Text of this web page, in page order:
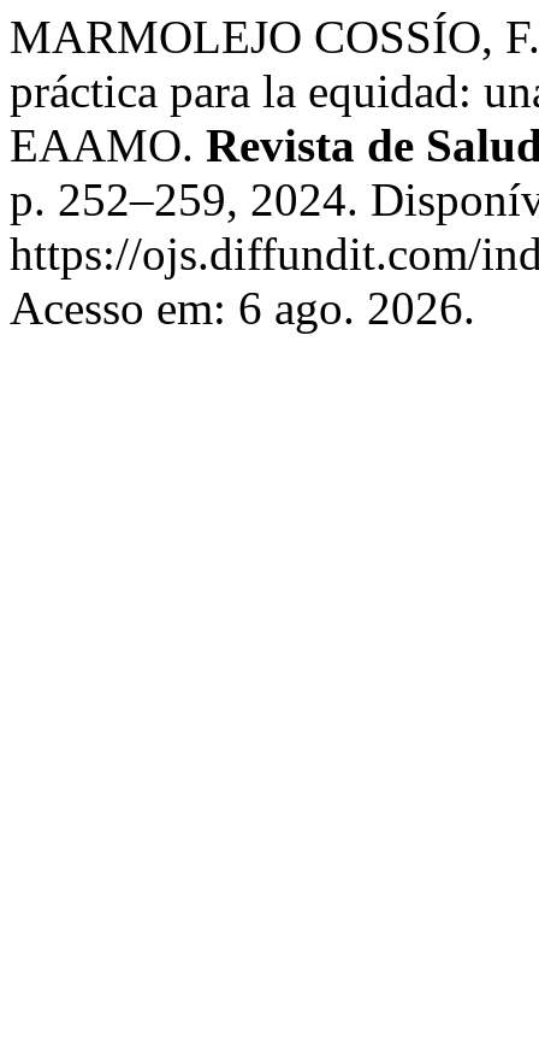
MARMOLEJO COSSÍO,
práctica para la equidad:
EAAMO. Revista de
p. 252–259, 2024.
https://ojs.diffundit.com/
Acesso em: 6 ago. 2026.